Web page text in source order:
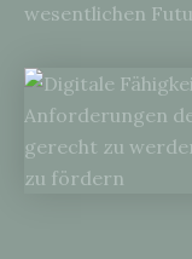
wesentlichen